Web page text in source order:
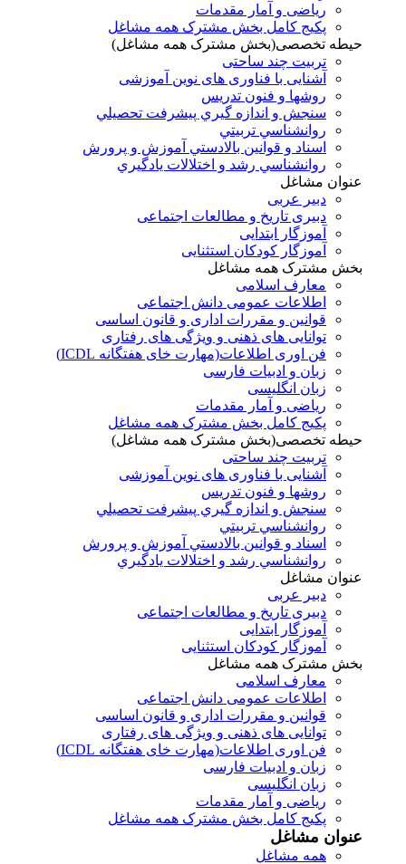
ریاضی و آمار مقدمات
پکیج کامل بخش مشترک همه مشاغل
حیطه تخصصی(بخش مشترک همه مشاغل)
تربیت چند ساحتی
آشنایی با فناوری های نوین آموزشی
روشها و فنون تدريس
سنجش و اندازه گيري پيشرفت تحصيلي
روانشناسي تربيتي
اسناد و قوانين بالادستي آموزش و پرورش
روانشناسي رشد و اختلالات يادگيري
عنوان مشاغل
دبير عربی
دبیری تاریخ و مطالعات اجتماعی
آموزگار ابتدایی
آموزگار کودکان استثنایی
بخش مشترک همه مشاغل
معارف اسلامی
اطلاعات عمومی دانش اجتماعی
قوانین و مقررات اداری و قانون اساسی
توانایی های ذهنی و ویژگی های رفتاری
فن اوری اطلاعات(مهارت خای هفتگانه ICDL)
زبان و ادبیات فارسی
زبان انگلیسی
ریاضی و آمار مقدمات
پکیج کامل بخش مشترک همه مشاغل
حیطه تخصصی(بخش مشترک همه مشاغل)
تربیت چند ساحتی
آشنایی با فناوری های نوین آموزشی
روشها و فنون تدريس
سنجش و اندازه گيري پيشرفت تحصيلي
روانشناسي تربيتي
اسناد و قوانين بالادستي آموزش و پرورش
روانشناسي رشد و اختلالات يادگيري
عنوان مشاغل
دبير عربی
دبیری تاریخ و مطالعات اجتماعی
آموزگار ابتدایی
آموزگار کودکان استثنایی
بخش مشترک همه مشاغل
معارف اسلامی
اطلاعات عمومی دانش اجتماعی
قوانین و مقررات اداری و قانون اساسی
توانایی های ذهنی و ویژگی های رفتاری
فن اوری اطلاعات(مهارت خای هفتگانه ICDL)
زبان و ادبیات فارسی
زبان انگلیسی
ریاضی و آمار مقدمات
پکیج کامل بخش مشترک همه مشاغل
عنوان مشاغل
همه مشاغل